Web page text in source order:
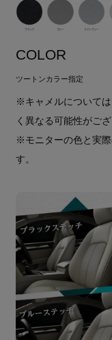
COLOR
ツートンカラー指定
※キャメルについて
く異なる可能性がござ
※モニターの色と実
す。